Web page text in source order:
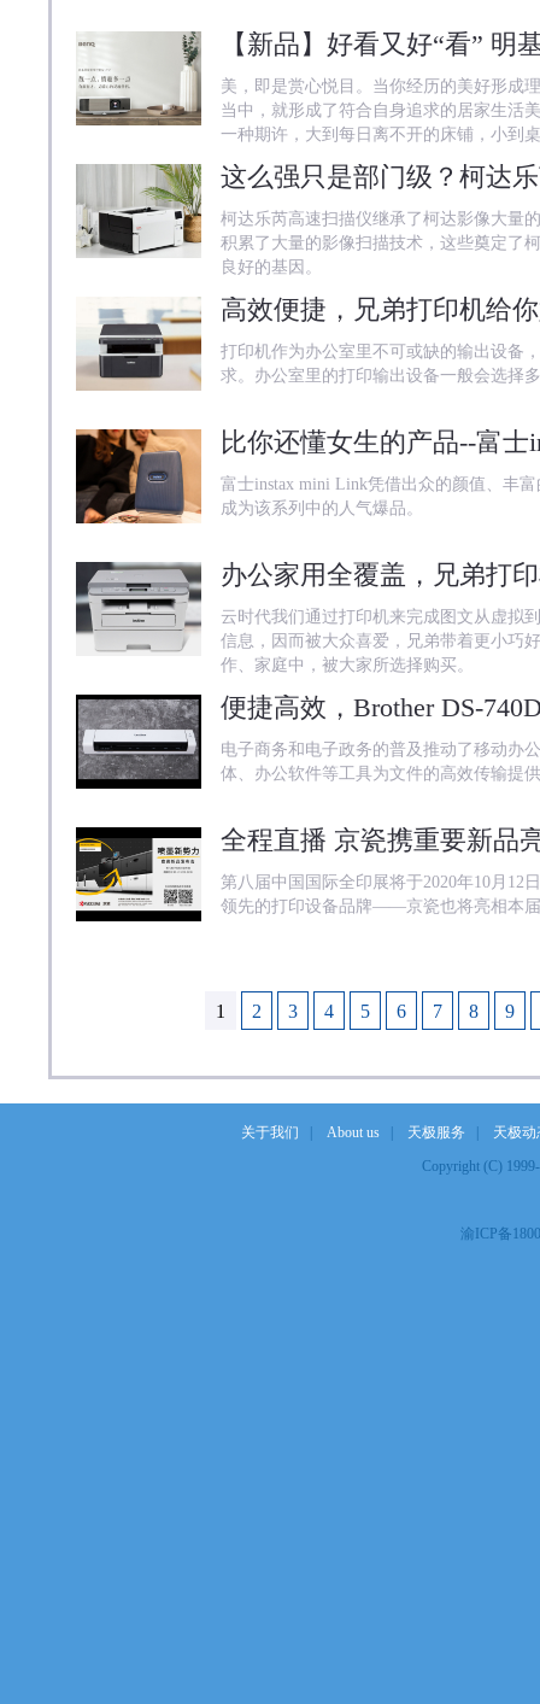
美，即是赏心悦目。当你经历的美好形成
当中，就形成了符合自身追求的居家生活
一种期许，大到每日离不开的床铺，小到
这么强只是部门级？柯达
柯达乐芮高速扫描仪继承了柯达影像大量
积累了大量的影像扫描技术，这些奠定了
良好的基因。
高效便捷，兄弟打印机给
打印机作为办公室里不可或缺的输出设备
求。办公室里的打印输出设备一般会选择
比你还懂女生的产品--富
富士instax mini Link凭借出众的颜值、丰
成为该系列中的人气爆品。
办公家用全覆盖，兄弟打
云时代我们通过打印机来完成图文从虚拟
信息，因而被大众喜爱，兄弟带着更小巧
作、家庭中，被大家所选择购买。
便捷高效，Brother DS-
电子商务和电子政务的普及推动了移动办
体、办公软件等工具为文件的高效传输提
全程直播 京瓷携重要新品
第八届中国国际全印展将于2020年10月12
领先的打印设备品牌——京瓷也将亮相本
1 2 3 4 5 6 7 8 9
关于我们 About us 天极服务
天极动
Copyright (C)
渝ICP备